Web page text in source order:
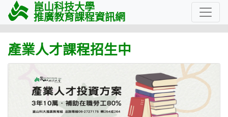
崑山科技大學
推廣教育課程資訊網
產業人才課程招生中